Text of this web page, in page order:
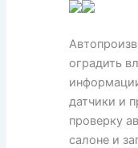
оградить
датчики и
проверку
салоне и